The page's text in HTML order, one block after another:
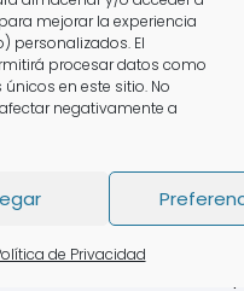
mejorar la experiencia
personalizados. El
procesar datos como
en este sitio. No
negativamente a
de Privacidad
Álvaro Caballero
atractiva, pero
una venta
antes de